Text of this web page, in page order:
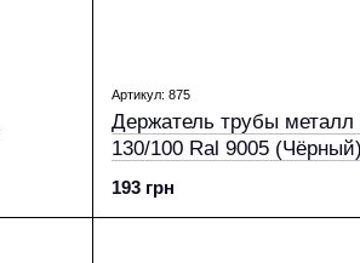
Артикул: 875
Держатель трубы металл
130/100 Ral 9005 (Чёрный)
193 грн